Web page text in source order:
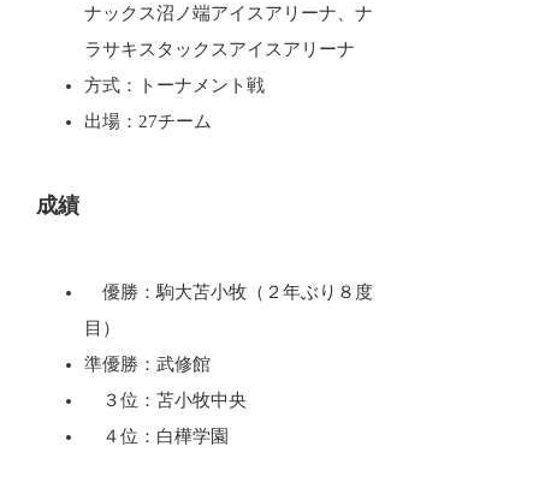
ナックス沼ノ端アイスアリーナ、ナ
ラサキスタックスアイスアリーナ
方式：トーナメント戦
出場：27チーム
成績
優勝：駒大苫小牧（２年ぶり８度
目）
準優勝：武修館
３位：苫小牧中央
４位：白樺学園